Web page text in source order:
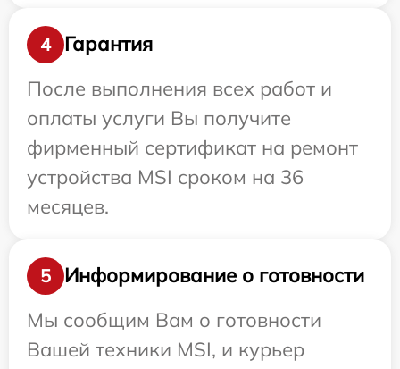
4
Гарантия
После выполнения всех работ и
оплаты услуги Вы получите
фирменный сертификат на ремонт
устройства MSI сроком на 36
месяцев.
5
Информирование о готовности
Мы сообщим Вам о готовности
Вашей техники MSI, и курьер